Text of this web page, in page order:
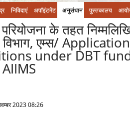
निविदाएं अपॉइंटमेंट अनुसंधान पुस्तकालय
परियोजना के तहत
विभाग, एम्स/
under DBT
2023 08:26